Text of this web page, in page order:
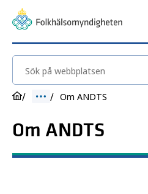
Sök på webbplatsen
Om ANDTS
Om ANDTS